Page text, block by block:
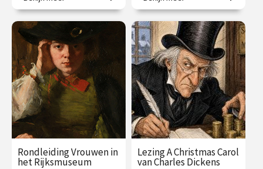
Van Persepolis tot het
moderne Teheran.
€ 195.00
vanaf 22
sep.
/ Op locatie of online
De zondebok op een bezem.
€ 35.00
vanaf 30
okt.
Online
Rondleiding Vrouwen in
het Rijksmuseum
Lezing A Christmas Carol
van Charles Dickens